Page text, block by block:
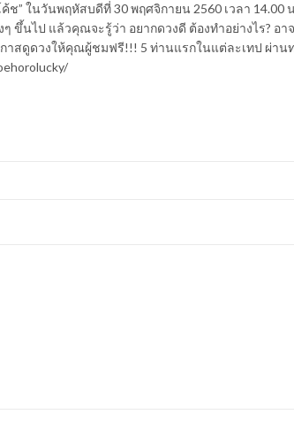
” ในวันพฤหัสบดีที่ 30 พฤศจิกายน 2560 เวลา 14.00
ขึ้นไป แล้วคุณจะรู้ว่า อยากดวงดี ต้องทำอย่างไร? อา
าสดูดวงให้คุณผู้ชมฟรี!!! 5 ท่านแรกในแต่ละเทป ผ่านท